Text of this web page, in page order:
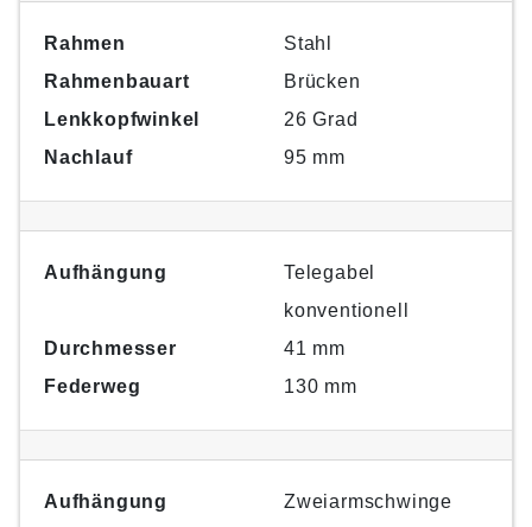
Rahmen
Stahl
Rahmenbauart
Brücken
Lenkkopfwinkel
26 Grad
Nachlauf
95 mm
Aufhängung
Telegabel
konventionell
Durchmesser
41 mm
Federweg
130 mm
Aufhängung
Zweiarmschwinge